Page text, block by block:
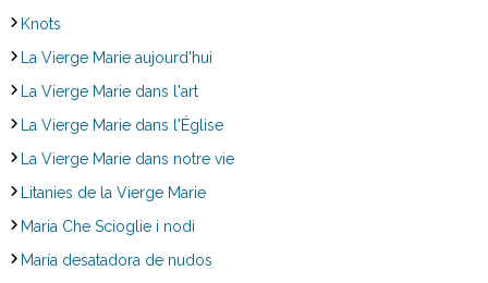
Knots
La Vierge Marie aujourd'hui
La Vierge Marie dans l'art
La Vierge Marie dans l'Église
La Vierge Marie dans notre vie
Litanies de la Vierge Marie
Maria Che Scioglie i nodi
María desatadora de nudos